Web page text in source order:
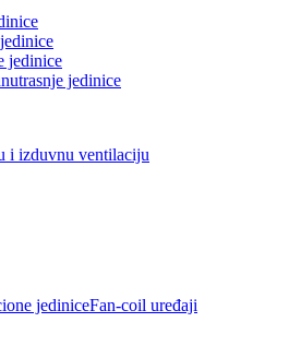
jedinice
jedinice
i izduvnu ventilaciju
jediniceFan-coil uređaji